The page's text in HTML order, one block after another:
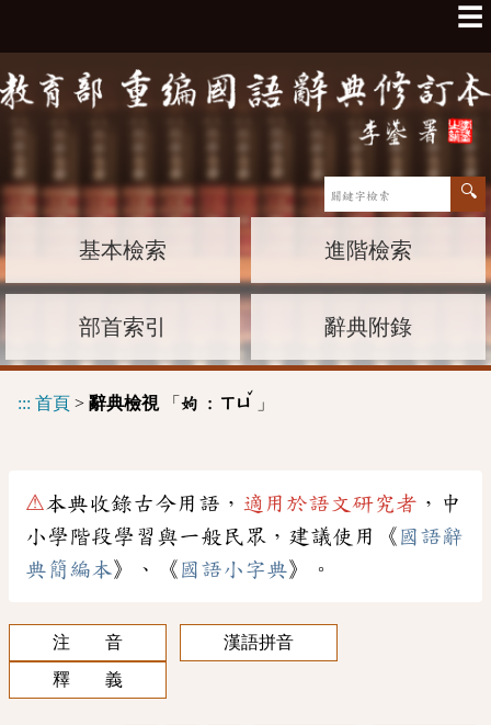
☰
基本檢索 進階檢索
部首索引 辭典附錄
::: 首頁 > 辭典檢視「 姁 : ㄒㄩ
ˇ
」
⚠本典收錄古今用語， 適用於語文研究者 ，中
小學階段學習與一般民眾，建議使用《 國語辭
典簡編本》、《 國語小字典》。
注 音
漢語拼音
釋 義